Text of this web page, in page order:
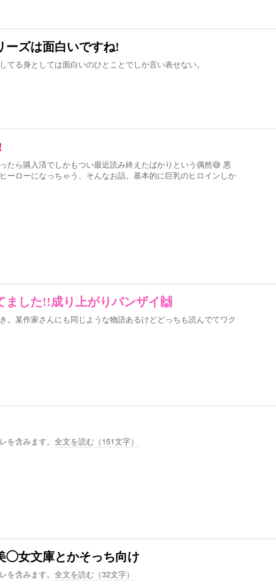
ーズは面白いですね!
てる身としては面白いのひとことでしか言い表せない。
たら購入済でしかもつい最近読み終えたばかりという偶然😅 悪
ーローになっちゃう、そんなお話。基本的に巨乳のヒロインしか
ました!!成り上がりバンザイ🙌
。某作家さんにも同じような物語あるけどどっちも読んでてワク
を含みます。 全文を読む（151文字）
◯女文庫とかそっち向け
を含みます。 全文を読む（32文字）